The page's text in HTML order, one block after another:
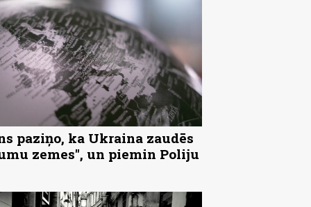
paziņo, ka Ukraina zaudēs
zemes", un piemin Poliju